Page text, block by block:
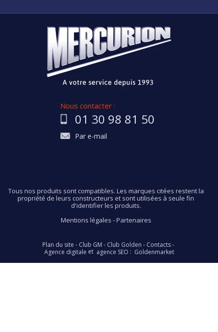
Nous contacter :
01 30 98 81 50
Par e-mail
Tous nos produits sont compatibles. Les marques citées restent la
propriété de leurs constructeurs et sont utilisées à seule fin
d'identifier les produits.
Mentions légales -Partenaires
Plan du site - Club GM - Club Golden - Contacts-
Agence digitale et agence SEO : Goldenmarket